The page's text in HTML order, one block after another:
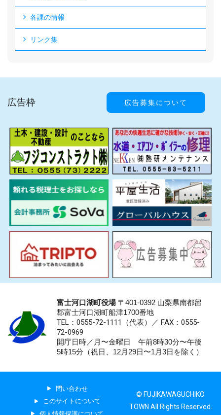
各課の情報
リンク集
広告枠 広告募集について
富士河口湖町役場〒401-0392 山梨県南都留
郡富士河口湖町船津1700番地
TEL：0555-72-1111 （代表）／ FAX：0555-
72-0969
開庁日時／月〜金曜日 午前8時30分〜午後
5時15分（祝日、12月29日〜1月3日を除く）
問い合わせ
このサイトについて
© FUJIKAWAGUCHIKO
TOWN All Rights Reserved.